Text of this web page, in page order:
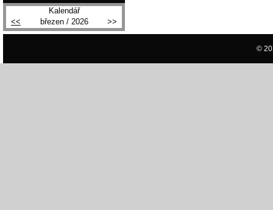
Kalendář
<<
březen / 2026 >>
©